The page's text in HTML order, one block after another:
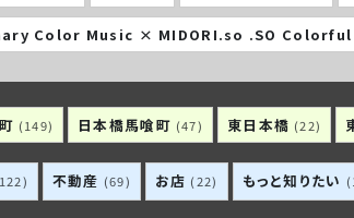
Color Music × MIDORI.so .SO
(149) 日本橋馬喰町 (47) 東日本橋 (22)
不動産 (69) お店 (22) もっと知りたい